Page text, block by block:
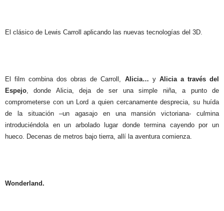
El clásico de Lewis Carroll aplicando las nuevas tecnologías del 3D.
El film combina dos obras de Carroll, Alicia… y Alicia a través del
Espejo , donde Alicia, deja de ser una simple niña, a punto de
comprometerse con un Lord a quien cercanamente desprecia, su huída
de la situación –un agasajo en una mansión victoriana- culmina
introduciéndola en un arbolado lugar donde termina cayendo por un
hueco. Decenas de metros bajo tierra, allí la aventura comienza.
Wonderland.